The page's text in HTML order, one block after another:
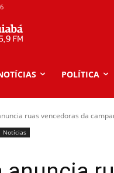
POLÍTICA
ruas vencedoras da
Notícias